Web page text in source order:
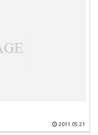
2011.05.21